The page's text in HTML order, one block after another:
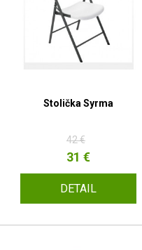
Stolička Syrma
42 €
31 €
DETAIL